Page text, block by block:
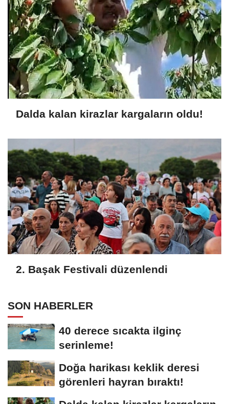
Dalda kalan kirazlar kargaların oldu!
2. Başak Festivali düzenlendi
SON HABERLER
40 derece sıcakta ilginç
serinleme!
Doğa harikası keklik deresi
görenleri hayran bıraktı!